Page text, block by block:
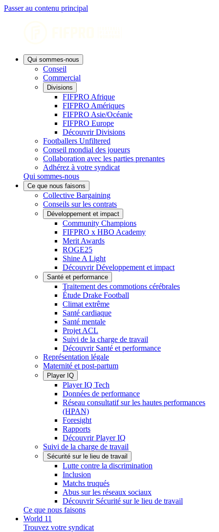
Passer au contenu principal
Qui sommes-nous
Conseil
Commercial
Divisions
FIFPRO Afrique
FIFPRO Amériques
FIFPRO Asie/Océanie
FIFPRO Europe
Découvrir Divisions
Footballers Unfiltered
Conseil mondial des joueurs
Collaboration avec les parties prenantes
Adhérez à votre syndicat
Qui sommes-nous
Ce que nous faisons
Collective Bargaining
Conseils sur les contrats
Développement et impact
Community Champions
FIFPRO x HBO Academy
Merit Awards
ROGE25
Shine A Light
Découvrir Développement et impact
Santé et performance
Traitement des commotions cérébrales
Étude Drake Football
Climat extrême
Santé cardiaque
Santé mentale
Projet ACL
Suivi de la charge de travail
Découvrir Santé et performance
Représentation légale
Maternité et post-partum
Player IQ
Player IQ Tech
Données de performance
Réseau consultatif sur les hautes performances
(HPAN)
Foresight
Rapports
Découvrir Player IQ
Suivi de la charge de travail
Sécurité sur le lieu de travail
Lutte contre la discrimination
Inclusion
Matchs truqués
Abus sur les réseaux sociaux
Découvrir Sécurité sur le lieu de travail
Ce que nous faisons
World 11
Trouvez votre syndicat